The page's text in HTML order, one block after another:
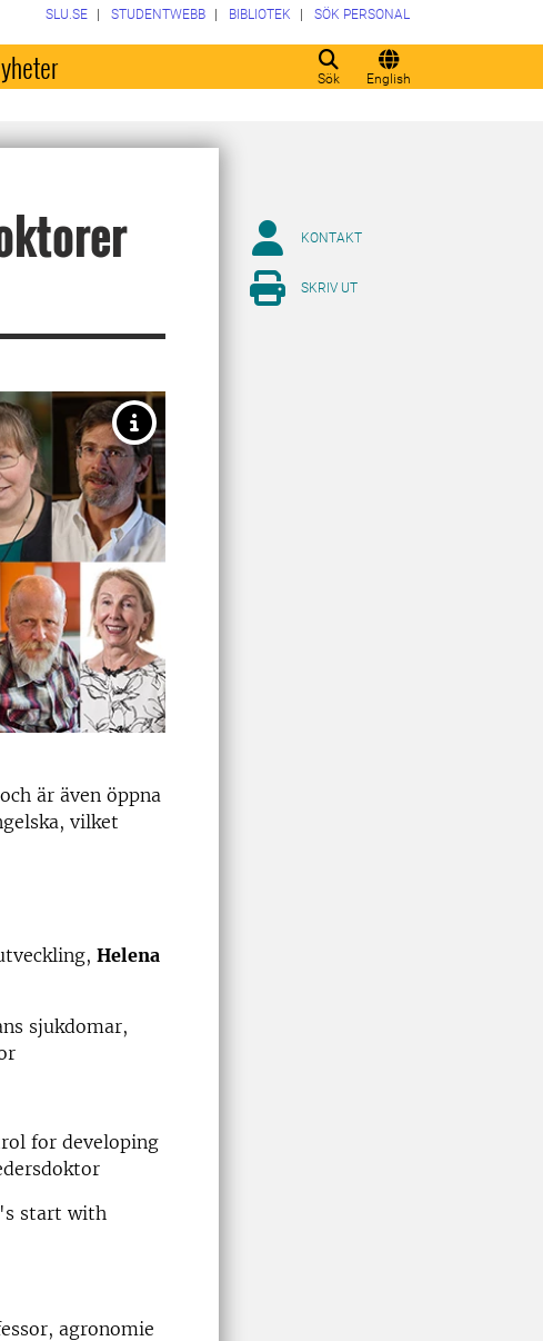
Sök English
SLU.SE STUDENTWEBB BIBLIOTEK SÖK PERSONAL
är även öppna
vilket
Helena
sjukdomar,
for developing
start with
agronomie
KONTAKT
SKRIV UT